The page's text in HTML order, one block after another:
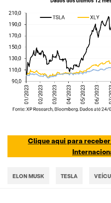
Clique aqui para
ELON MUSK TESLA